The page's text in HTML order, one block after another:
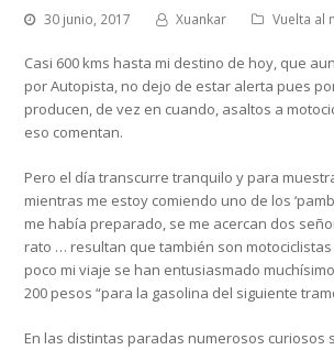
30 junio, 2017 Xuankar Vuelta al
Casi 600 kms hasta mi destino de hoy, que
por Autopista, no dejo de estar alerta pues
producen, de vez en cuando, asaltos a
eso comentan.
Pero el día transcurre tranquilo y para
mientras me estoy comiendo uno de los
me había preparado, se me acercan dos
rato … resultan que también son
poco mi viaje se han entusiasmado
200 pesos “para la gasolina del siguiente
En las distintas paradas numerosos curiosos